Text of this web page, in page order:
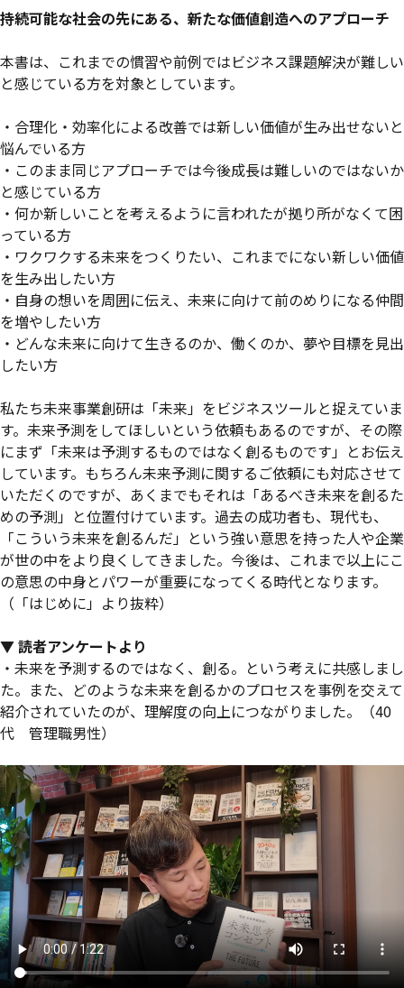
持続可能な社会の先にある、新たな価値創造へのアプローチ
本書は、これまでの慣習や前例ではビジネス課題解決が難しい
と感じている方を対象としています。
・合理化・効率化による改善では新しい価値が生み出せないと
悩んでいる方
・このまま同じアプローチでは今後成長は難しいのではないか
と感じている方
・何か新しいことを考えるように言われたが拠り所がなくて困
っている方
・ワクワクする未来をつくりたい、これまでにない新しい価値
を生み出したい方
・自身の想いを周囲に伝え、未来に向けて前のめりになる仲間
を増やしたい方
・どんな未来に向けて生きるのか、働くのか、夢や目標を見出
したい方
私たち未来事業創研は「未来」をビジネスツールと捉えていま
す。未来予測をしてほしいという依頼もあるのですが、その際
にまず「未来は予測するものではなく創るものです」とお伝え
しています。もちろん未来予測に関するご依頼にも対応させて
いただくのですが、あくまでもそれは「あるべき未来を創るた
めの予測」と位置付けています。過去の成功者も、現代も、
「こういう未来を創るんだ」という強い意思を持った人や企業
が世の中をより良くしてきました。今後は、これまで以上にこ
の意思の中身とパワーが重要になってくる時代となります。
（「はじめに」より抜粋）
▼ 読者アンケートより
・未来を予測するのではなく、創る。という考えに共感しまし
た。また、どのような未来を創るかのプロセスを事例を交えて
紹介されていたのが、理解度の向上につながりました。（40
代 管理職男性）